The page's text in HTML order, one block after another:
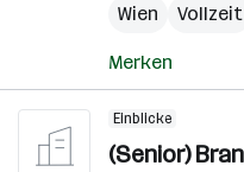
Wien
Vollzeit
Merken
Einblicke
(Senior)